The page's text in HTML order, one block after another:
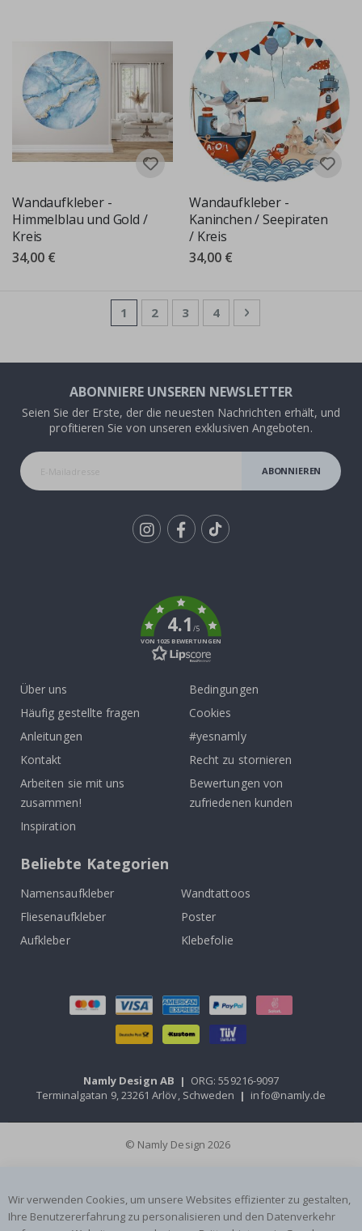
Wandaufkleber -
Himmelblau und Gold /
Kreis
34,00 €
Wandaufkleber -
Kaninchen / Seepiraten
/ Kreis
34,00 €
Seite
Sie lesen gerade die Seite
1 Seite
2 Seite
3 Seite
4 Seite
Weiter
ABONNIERE UNSEREN NEWSLETTER
Seien Sie der Erste, der die neuesten Nachrichten erhält, und
profitieren Sie von unseren exklusiven Angeboten.
ABONNIEREN
4.1/5
VON 1025 BEWERTUNGEN
Über uns
Häufig gestellte fragen
Anleitungen
Kontakt
Arbeiten sie mit uns
zusammen!
Inspiration
Bedingungen
Cookies
#yesnamly
Recht zu stornieren
Bewertungen von
zufriedenen kunden
Beliebte Kategorien
Namensaufkleber
Wandtattoos
Fliesenaufkleber
Poster
Aufkleber
Klebefolie
Namly Design AB | ORG: 559216-9097
Terminalgatan 9, 23261 Arlöv, Schweden | info@namly.de
© Namly Design 2026
Wir verwenden Cookies, um unsere Websites effizienter zu gestalten,
Ihre Benutzererfahrung zu personalisieren und den Datenverkehr